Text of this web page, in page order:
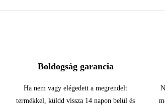
Boldogság garancia
Ha nem vagy elégedett a megrendelt
termékkel, küldd vissza 14 napon belül és